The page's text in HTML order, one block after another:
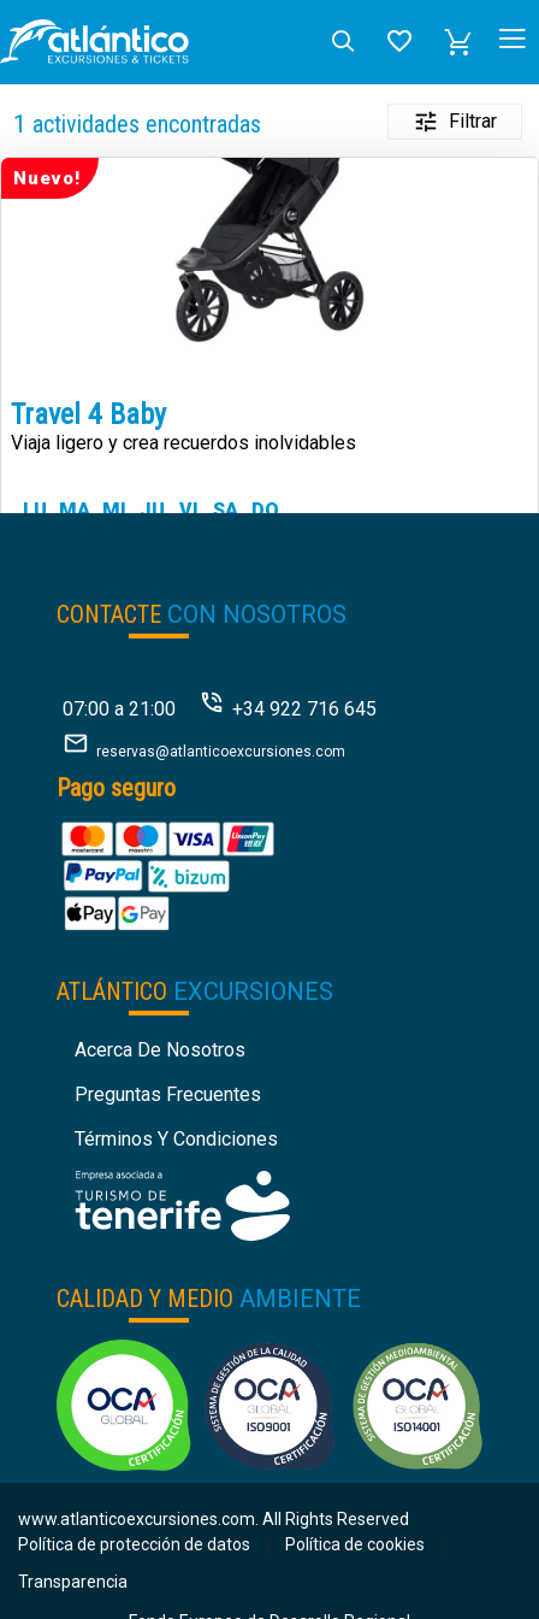
1 actividades encontradas Filtrar
Nuevo!
Travel 4 Baby
Viaja ligero y crea recuerdos inolvidables
LU MA MI JU VI SA DO
CONTACTE CON NOSOTROS
07:00 a 21:00 +34 922 716 645
reservas@atlanticoexcursiones.com
Pago seguro
ATLÁNTICO EXCURSIONES
Acerca De Nosotros
Preguntas Frecuentes
Términos Y Condiciones
CALIDAD Y MEDIO AMBIENTE
www.atlanticoexcursiones.com. All Rights Reserved
Política de protección de datos
| Política de cookies |
Transparencia